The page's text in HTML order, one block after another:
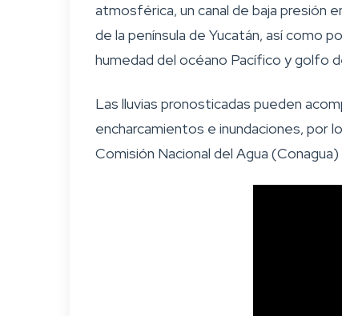
atmosférica, un canal de baja presión
de la península de Yucatán, así como
humedad del océano Pacífico y golfo
Las lluvias pronosticadas pueden
encharcamientos e inundaciones, por
Comisión Nacional del Agua